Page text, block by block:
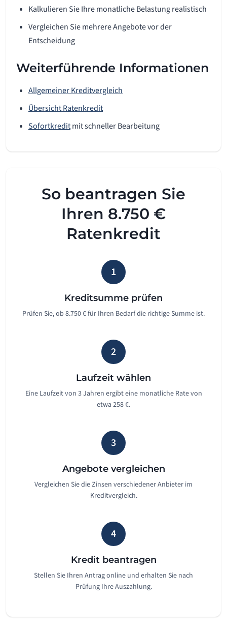
Kalkulieren Sie Ihre monatliche Belastung realistisch
Vergleichen Sie mehrere Angebote vor der
Entscheidung
Weiterführende Informationen
Allgemeiner Kreditvergleich
Übersicht Ratenkredit
Sofortkreditmit schneller Bearbeitung
So beantragen Sie
Ihren 8.750 €
Ratenkredit
1
Kreditsumme prüfen
Prüfen Sie, ob 8.750 € für Ihren Bedarf die richtige Summe ist.
2
Laufzeit wählen
Eine Laufzeit von 3 Jahren ergibt eine monatliche Rate von
etwa 258 €.
3
Angebote vergleichen
Vergleichen Sie die Zinsen verschiedener Anbieter im
Kreditvergleich.
4
Kredit beantragen
Stellen Sie Ihren Antrag online und erhalten Sie nach
Prüfung Ihre Auszahlung.